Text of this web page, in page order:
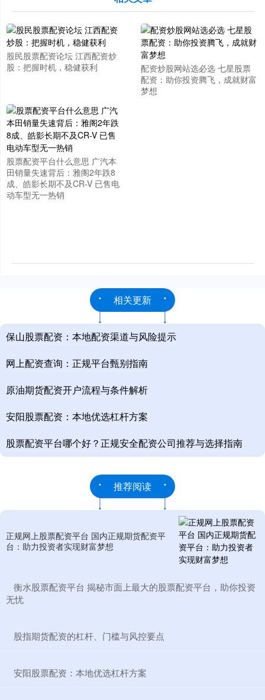
股民股票配资论坛 江西配资炒
股：把握时机，稳健获利
配资炒股网站选必选 七星股票
配资：助你投资腾飞，成就财富
梦想
股票配资平台什么意思 广汽本
田销量失速背后：雅阁2年跌8
成、皓影长期不及CR-V 已售电
动车型无一热销
相关更新
保山股票配资：本地配资渠道与风险提示
网上配资查询：正规平台甄别指南
原油期货配资开户流程与条件解析
安阳股票配资：本地优选杠杆方案
股票配资平台哪个好？正规安全配资公司推荐与选择指南
推荐阅读
正规网上股票配资平台 国内正规期货配资平
台：助力投资者实现财富梦想
​衡水股票配资平台 揭秘市面上最大的股票配资平台，助你投资
无忧
​股指期货配资的杠杆、门槛与风控要点
​安阳股票配资：本地优选杠杆方案